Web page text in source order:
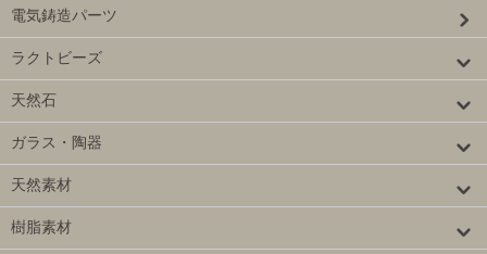
電気鋳造パーツ
ラクトビーズ
天然石
ガラス・陶器
天然素材
樹脂素材